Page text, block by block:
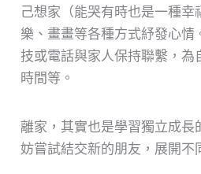
己想家（能哭有時也是一種幸
樂、畫畫等各種方式紓發心情
技或電話與家人保持聯繫，為
時間等。
離家，其實也是學習獨立成長
妨嘗試結交新的朋友，展開不